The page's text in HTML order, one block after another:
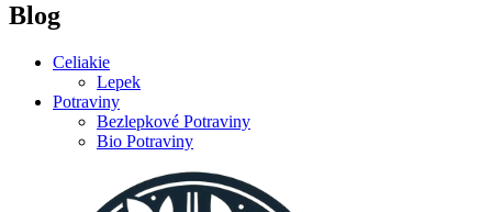
Blog
Celiakie
Lepek
Potraviny
Bezlepkové Potraviny
Bio Potraviny